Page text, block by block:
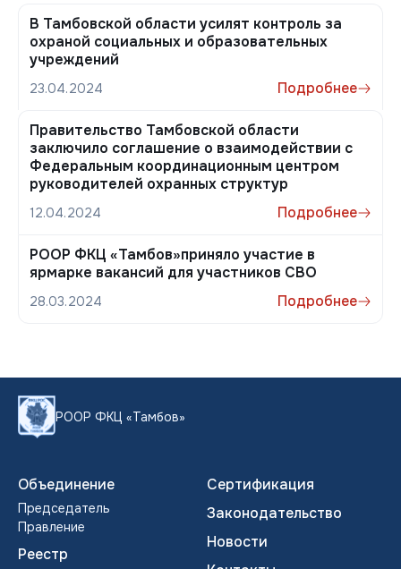
В Тамбовской области усилят контроль за
охраной социальных и образовательных
учреждений
23.04.2024 Подробнее
Правительство Тамбовской области
заключило соглашение о взаимодействии с
Федеральным координационным центром
руководителей охранных структур
12.04.2024 Подробнее
РООР ФКЦ «Тамбов»приняло участие в
ярмарке вакансий для участников СВО
28.03.2024 Подробнее
РООР ФКЦ «Тамбов»
Объединение
Председатель
Правление
Реестр
Сертификация
Законодательство
Новости